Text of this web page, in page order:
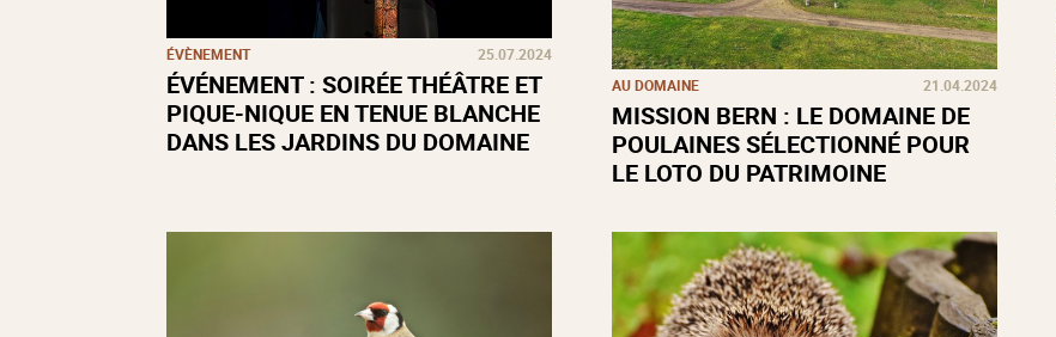
ÉVÈNEMENT 25.07.2024
ÉVÉNEMENT : SOIRÉE THÉÂTRE ET
PIQUE-NIQUE EN TENUE BLANCHE
DANS LES JARDINS DU DOMAINE
AU DOMAINE 21.04.2024
MISSION BERN : LE DOMAINE DE
POULAINES SÉLECTIONNÉ POUR
LE LOTO DU PATRIMOINE